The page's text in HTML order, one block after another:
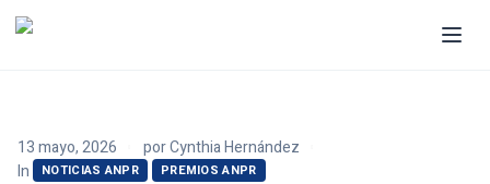
13 mayo, 2026 porCynthia Hernández
In
NOTICIAS ANPR PREMIOS ANPR